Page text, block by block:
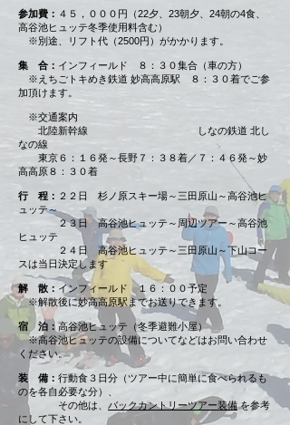
参加費： ４５，０００円（22夕、23朝夕、24朝の4食、
高谷池ヒュッテ冬季使用料含む）
※別途、リフト代（2500円）がかかります。
集 合： インフィールド ８：３０集合（車の方）
※えちごトキめき鉄道 妙高高原駅
８：３０着でご参
加頂けます。
※交通案内
北陸新幹線 しなの鉄道 北し
なの線
東京６：１６発～長野７：３８着／７：４６発～妙
高高原８：３０着
行 程： ２２日 杉ノ原スキー場～三田原山～高谷池ヒ
ュッテ～
２３日 高谷池ヒュッテ～周辺ツアー～高谷池
ヒュッテ
２４日 高谷池ヒュッテ～三田原山～下山コー
スは当日決定します
解 散： インフィールド １６：００予定
※解散後に妙高高原駅までお送りできます。
宿 泊： 高谷池ヒュッテ（冬季避難小屋）
※高谷池ヒュッテの設備についてなどはお問い合わせ
ください。
装 備： 行動食３日分（ツアー中に簡単に食べられるも
のを各自必要な分）、
その他は、 バックカントリーツアー装備を参考
にして下さい。